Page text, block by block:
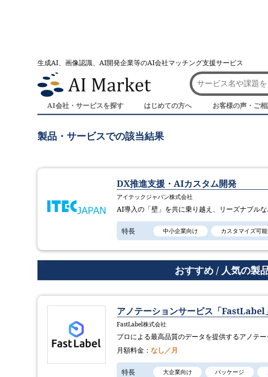
生成AI、画像認識、AI開発企業等のAI会社マッチング支援サービス
AI会社・サービスを探す はじめての方へ お客様の声・ご
AI会社とのマッチングは AI Market アイテックジャパン株式会社の
アイテックジャパン株式会社の製品・サービス一覧
製品・サービスでの該当結果
DX推進支援・AIカスタム開発
アイテックジャパン株式会社
AI導入の「壁」を共に乗り越え、リーズナブル
特長 中小企業向け カスタマイズ可能
おすすめ / 人気の製
アノテーションサービス「FastLabel」
FastLabel株式会社
プロによる最高品質のデータを提供するアノテ
月額料金： なし／月
特長 大企業向け パッケージ